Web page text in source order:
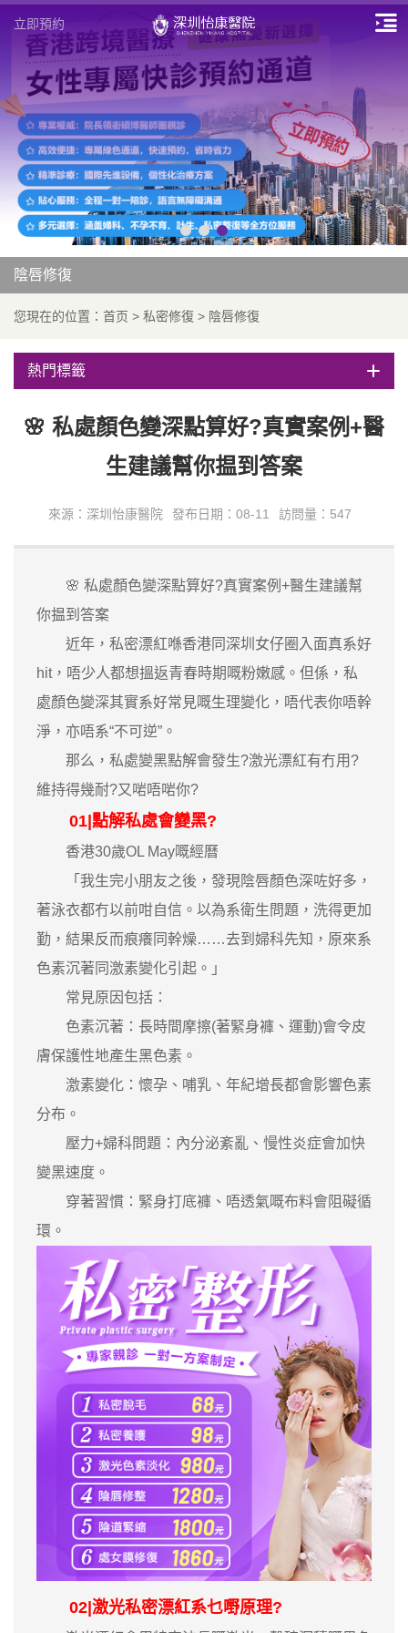
立即預約
陰唇修復
您現在的位置： 首页 > 私密修復 > 陰唇修復
熱門標籤
🌸 私處顏色變深點算好?真實案例+醫
生建議幫你揾到答案
來源：深圳怡康醫院 發布日期：08-11 訪問量：547
🌸 私處顏色變深點算好?真實案例+醫生建議幫
你揾到答案
近年，私密漂紅喺香港同深圳女仔圈入面真系好
hit，唔少人都想搵返青春時期嘅粉嫩感。但係，私
處顏色變深其實系好常見嘅生理變化，唔代表你唔幹
淨，亦唔系“不可逆”。
那么，私處變黑點解會發生?激光漂紅有冇用?
維持得幾耐?又啱唔啱你?
01|點解私處會變黑?
香港30歲OL May嘅經曆
「我生完小朋友之後，發現陰唇顏色深咗好多，
著泳衣都冇以前咁自信。以為系衛生問題，洗得更加
勤，結果反而痕癢同幹燥……去到婦科先知，原來系
色素沉著同激素變化引起。」
常見原因包括：
色素沉著：長時間摩擦(著緊身褲、運動)會令皮
膚保護性地產生黑色素。
激素變化：懷孕、哺乳、年紀增長都會影響色素
分布。
壓力+婦科問題：內分泌紊亂、慢性炎症會加快
變黑速度。
穿著習慣：緊身打底褲、唔透氣嘅布料會阻礙循
環。
02|激光私密漂紅系乜嘢原理?